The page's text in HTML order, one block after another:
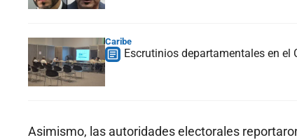
Caribe
Escrutinios departamentales en
Asimismo, las autoridades electorales